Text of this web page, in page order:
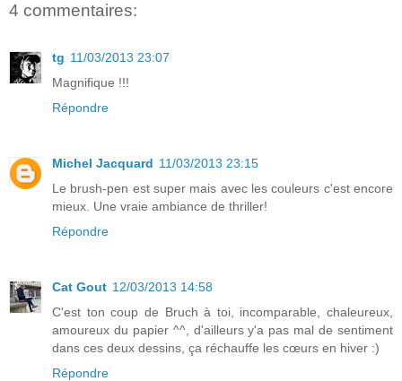
4 commentaires:
tg 11/03/2013 23:07
Magnifique !!!
Répondre
Michel Jacquard 11/03/2013 23:15
Le brush-pen est super mais avec les couleurs c'est encore
mieux. Une vraie ambiance de thriller!
Répondre
Cat Gout 12/03/2013 14:58
C'est ton coup de Bruch à toi, incomparable, chaleureux,
amoureux du papier ^^, d'ailleurs y'a pas mal de sentiment
dans ces deux dessins, ça réchauffe les cœurs en hiver :)
Répondre